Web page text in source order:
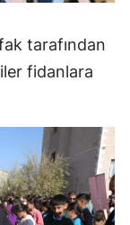
tarafından
fidanlara